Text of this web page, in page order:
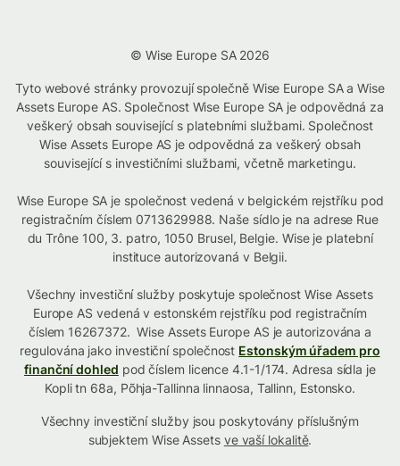
© Wise Europe SA 2026
Tyto webové stránky provozují společně Wise Europe SA a Wise
Assets Europe AS. Společnost Wise Europe SA je odpovědná za
veškerý obsah související s platebními službami. Společnost
Wise Assets Europe AS je odpovědná za veškerý obsah
související s investičními službami, včetně marketingu.
Wise Europe SA je společnost vedená v belgickém rejstříku pod
registračním číslem 0713629988. Naše sídlo je na adrese Rue
du Trône 100, 3. patro, 1050 Brusel, Belgie. Wise je platební
instituce autorizovaná v Belgii.
Všechny investiční služby poskytuje společnost Wise Assets
Europe AS vedená v estonském rejstříku pod registračním
číslem 16267372. Wise Assets Europe AS je autorizována a
regulována jako investiční společnost Estonským úřadem pro
finanční dohled pod číslem licence 4.1-1/174. Adresa sídla je
Kopli tn 68a, Põhja-Tallinna linnaosa, Tallinn, Estonsko.
Všechny investiční služby jsou poskytovány příslušným
subjektem Wise Assets ve vaší lokalitě.